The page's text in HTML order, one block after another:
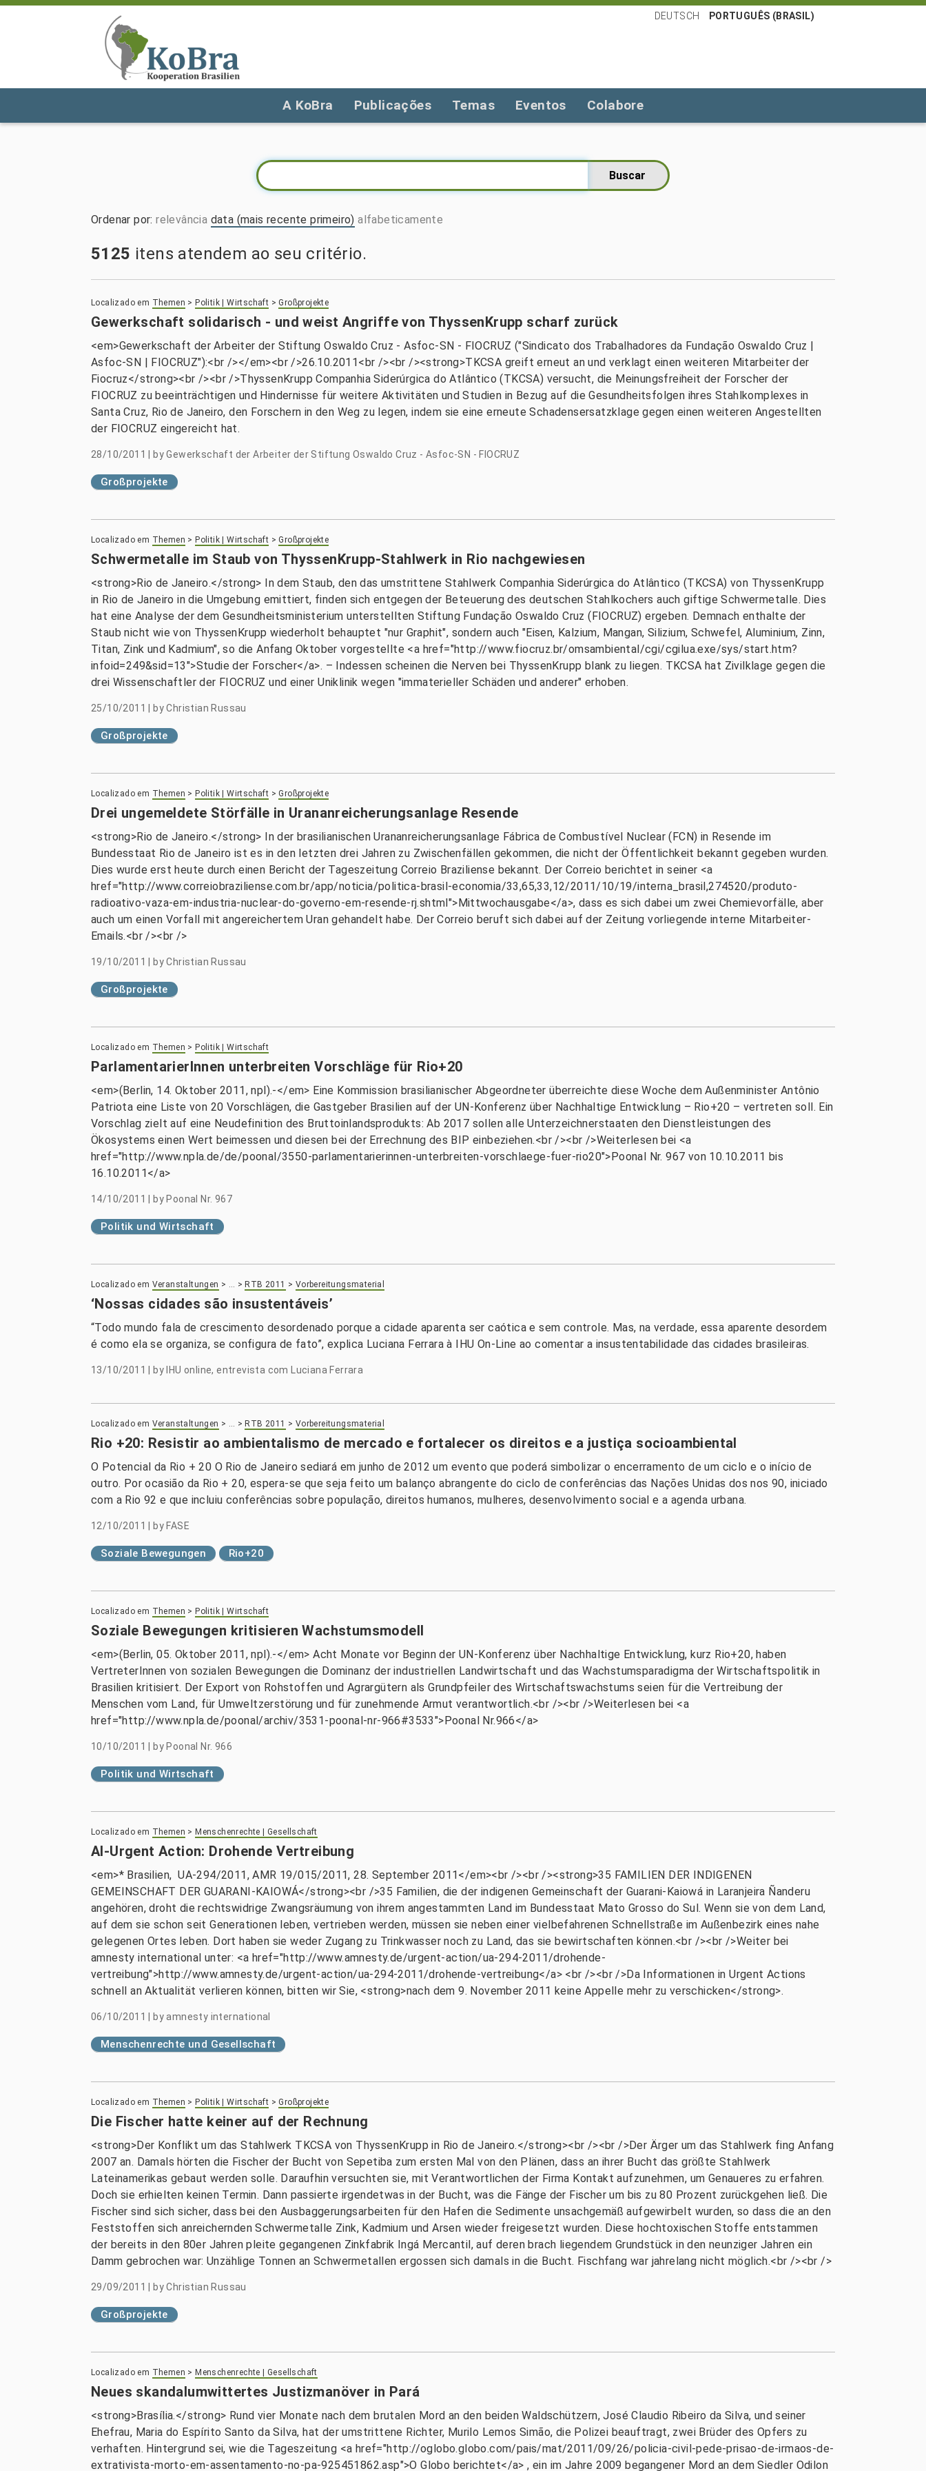
DEUTSCH PORTUGUÊS (BRASIL)
A KoBra Publicações Temas Eventos Colabore
Ordenar por:relevância data (mais recente primeiro) alfabeticamente
5125 itens atendem ao seu critério.
Localizado em Themen > Politik | Wirtschaft >Großprojekte
Gewerkschaft solidarisch - und weist Angriffe von ThyssenKrupp scharf zurück
<em>Gewerkschaft der Arbeiter der Stiftung Oswaldo Cruz - Asfoc-SN - FIOCRUZ ("Sindicato dos Trabalhadores da Fundação Oswaldo Cruz |
Asfoc-SN | FIOCRUZ"):<br /></em><br />26.10.2011<br /><br /><strong>TKCSA greift erneut an und verklagt einen weiteren Mitarbeiter der
Fiocruz</strong><br /><br />ThyssenKrupp Companhia Siderúrgica do Atlântico (TKCSA) versucht, die Meinungsfreiheit der Forscher der
FIOCRUZ zu beeinträchtigen und Hindernisse für weitere Aktivitäten und Studien in Bezug auf die Gesundheitsfolgen ihres Stahlkomplexes in
Santa Cruz, Rio de Janeiro, den Forschern in den Weg zu legen, indem sie eine erneute Schadensersatzklage gegen einen weiteren Angestellten
der FIOCRUZ eingereicht hat.
28/10/2011 byGewerkschaft der Arbeiter der Stiftung Oswaldo Cruz - Asfoc-SN - FIOCRUZ
Großprojekte
Localizado em Themen > Politik | Wirtschaft >Großprojekte
Schwermetalle im Staub von ThyssenKrupp-Stahlwerk in Rio nachgewiesen
<strong>Rio de Janeiro.</strong> In dem Staub, den das umstrittene Stahlwerk Companhia Siderúrgica do Atlântico (TKCSA) von ThyssenKrupp
in Rio de Janeiro in die Umgebung emittiert, finden sich entgegen der Beteuerung des deutschen Stahlkochers auch giftige Schwermetalle. Dies
hat eine Analyse der dem Gesundheitsministerium unterstellten Stiftung Fundação Oswaldo Cruz (FIOCRUZ) ergeben. Demnach enthalte der
Staub nicht wie von ThyssenKrupp wiederholt behauptet "nur Graphit", sondern auch "Eisen, Kalzium, Mangan, Silizium, Schwefel, Aluminium, Zinn,
Titan, Zink und Kadmium", so die Anfang Oktober vorgestellte <a href="http://www.fiocruz.br/omsambiental/cgi/cgilua.exe/sys/start.htm?
infoid=249&sid=13">Studie der Forscher</a>. – Indessen scheinen die Nerven bei ThyssenKrupp blank zu liegen. TKCSA hat Zivilklage gegen die
drei Wissenschaftler der FIOCRUZ und einer Uniklinik wegen "immaterieller Schäden und anderer" erhoben.
25/10/2011 byChristian Russau
Großprojekte
Localizado em Themen > Politik | Wirtschaft >Großprojekte
Drei ungemeldete Störfälle in Urananreicherungsanlage Resende
<strong>Rio de Janeiro.</strong> In der brasilianischen Urananreicherungsanlage Fábrica de Combustível Nuclear (FCN) in Resende im
Bundesstaat Rio de Janeiro ist es in den letzten drei Jahren zu Zwischenfällen gekommen, die nicht der Öffentlichkeit bekannt gegeben wurden.
Dies wurde erst heute durch einen Bericht der Tageszeitung Correio Braziliense bekannt. Der Correio berichtet in seiner <a
href="http://www.correiobraziliense.com.br/app/noticia/politica-brasil-economia/33,65,33,12/2011/10/19/interna_brasil,274520/produto-
radioativo-vaza-em-industria-nuclear-do-governo-em-resende-rj.shtml">Mittwochausgabe</a>, dass es sich dabei um zwei Chemievorfälle, aber
auch um einen Vorfall mit angereichertem Uran gehandelt habe. Der Correio beruft sich dabei auf der Zeitung vorliegende interne Mitarbeiter-
Emails.<br /><br />
19/10/2011 byChristian Russau
Großprojekte
Localizado em Themen > Politik | Wirtschaft
ParlamentarierInnen unterbreiten Vorschläge für Rio+20
<em>(Berlin, 14. Oktober 2011, npl).-</em> Eine Kommission brasilianischer Abgeordneter überreichte diese Woche dem Außenminister Antônio
Patriota eine Liste von 20 Vorschlägen, die Gastgeber Brasilien auf der UN-Konferenz über Nachhaltige Entwicklung – Rio+20 – vertreten soll. Ein
Vorschlag zielt auf eine Neudefinition des Bruttoinlandsprodukts: Ab 2017 sollen alle Unterzeichnerstaaten den Dienstleistungen des
Ökosystems einen Wert beimessen und diesen bei der Errechnung des BIP einbeziehen.<br /><br />Weiterlesen bei <a
href="http://www.npla.de/de/poonal/3550-parlamentarierinnen-unterbreiten-vorschlaege-fuer-rio20">Poonal Nr. 967 von 10.10.2011 bis
16.10.2011</a>
14/10/2011 by Poonal Nr. 967
Politik und Wirtschaft
Localizado em Veranstaltungen > … > RTB 2011 > Vorbereitungsmaterial
‘Nossas cidades são insustentáveis’
“Todo mundo fala de crescimento desordenado porque a cidade aparenta ser caótica e sem controle. Mas, na verdade, essa aparente desordem
é como ela se organiza, se configura de fato”, explica Luciana Ferrara à IHU On-Line ao comentar a insustentabilidade das cidades brasileiras.
13/10/2011 by IHU online, entrevista com Luciana Ferrara
Localizado em Veranstaltungen > … > RTB 2011 > Vorbereitungsmaterial
Rio +20: Resistir ao ambientalismo de mercado e fortalecer os direitos e a justiça socioambiental
O Potencial da Rio + 20 O Rio de Janeiro sediará em junho de 2012 um evento que poderá simbolizar o encerramento de um ciclo e o início de
outro. Por ocasião da Rio + 20, espera-se que seja feito um balanço abrangente do ciclo de conferências das Nações Unidas dos nos 90, iniciado
com a Rio 92 e que incluiu conferências sobre população, direitos humanos, mulheres, desenvolvimento social e a agenda urbana.
12/10/2011 by FASE
Soziale Bewegungen Rio+20
Localizado em Themen > Politik | Wirtschaft
Soziale Bewegungen kritisieren Wachstumsmodell
<em>(Berlin, 05. Oktober 2011, npl).-</em> Acht Monate vor Beginn der UN-Konferenz über Nachhaltige Entwicklung, kurz Rio+20, haben
VertreterInnen von sozialen Bewegungen die Dominanz der industriellen Landwirtschaft und das Wachstumsparadigma der Wirtschaftspolitik in
Brasilien kritisiert. Der Export von Rohstoffen und Agrargütern als Grundpfeiler des Wirtschaftswachstums seien für die Vertreibung der
Menschen vom Land, für Umweltzerstörung und für zunehmende Armut verantwortlich.<br /><br />Weiterlesen bei <a
href="http://www.npla.de/poonal/archiv/3531-poonal-nr-966#3533">Poonal Nr.966</a>
10/10/2011 by Poonal Nr. 966
Politik und Wirtschaft
Localizado em Themen > Menschenrechte | Gesellschaft
AI-Urgent Action: Drohende Vertreibung
<em>* Brasilien, UA-294/2011, AMR 19/015/2011, 28. September 2011</em><br /><br /><strong>35 FAMILIEN DER INDIGENEN
GEMEINSCHAFT DER GUARANI-KAIOWÁ</strong><br />35 Familien, die der indigenen Gemeinschaft der Guarani-Kaiowá in Laranjeira Ñanderu
angehören, droht die rechtswidrige Zwangsräumung von ihrem angestammten Land im Bundesstaat Mato Grosso do Sul. Wenn sie von dem Land,
auf dem sie schon seit Generationen leben, vertrieben werden, müssen sie neben einer vielbefahrenen Schnellstraße im Außenbezirk eines nahe
gelegenen Ortes leben. Dort haben sie weder Zugang zu Trinkwasser noch zu Land, das sie bewirtschaften können.<br /><br />Weiter bei
amnesty international unter: <a href="http://www.amnesty.de/urgent-action/ua-294-2011/drohende-
vertreibung">http://www.amnesty.de/urgent-action/ua-294-2011/drohende-vertreibung</a> <br /><br />Da Informationen in Urgent Actions
schnell an Aktualität verlieren können, bitten wir Sie, <strong>nach dem 9. November 2011 keine Appelle mehr zu verschicken</strong>.
06/10/2011 byamnesty international
Menschenrechte und Gesellschaft
Localizado em Themen > Politik | Wirtschaft >Großprojekte
Die Fischer hatte keiner auf der Rechnung
<strong>Der Konflikt um das Stahlwerk TKCSA von ThyssenKrupp in Rio de Janeiro.</strong><br /><br />Der Ärger um das Stahlwerk fing Anfang
2007 an. Damals hörten die Fischer der Bucht von Sepetiba zum ersten Mal von den Plänen, dass an ihrer Bucht das größte Stahlwerk
Lateinamerikas gebaut werden solle. Daraufhin versuchten sie, mit Verantwortlichen der Firma Kontakt aufzunehmen, um Genaueres zu erfahren.
Doch sie erhielten keinen Termin. Dann passierte irgendetwas in der Bucht, was die Fänge der Fischer um bis zu 80 Prozent zurückgehen ließ. Die
Fischer sind sich sicher, dass bei den Ausbaggerungsarbeiten für den Hafen die Sedimente unsachgemäß aufgewirbelt wurden, so dass die an den
Feststoffen sich anreichernden Schwermetalle Zink, Kadmium und Arsen wieder freigesetzt wurden. Diese hochtoxischen Stoffe entstammen
der bereits in den 80er Jahren pleite gegangenen Zinkfabrik Ingá Mercantil, auf deren brach liegendem Grundstück in den neunziger Jahren ein
Damm gebrochen war: Unzählige Tonnen an Schwermetallen ergossen sich damals in die Bucht. Fischfang war jahrelang nicht möglich.<br /><br />
29/09/2011 byChristian Russau
Großprojekte
Localizado em Themen > Menschenrechte | Gesellschaft
Neues skandalumwittertes Justizmanöver in Pará
<strong>Brasília.</strong> Rund vier Monate nach dem brutalen Mord an den beiden Waldschützern, José Claudio Ribeiro da Silva, und seiner
Ehefrau, Maria do Espírito Santo da Silva, hat der umstrittene Richter, Murilo Lemos Simão, die Polizei beauftragt, zwei Brüder des Opfers zu
verhaften. Hintergrund sei, wie die Tageszeitung <a href="http://oglobo.globo.com/pais/mat/2011/09/26/policia-civil-pede-prisao-de-irmaos-de-
extrativista-morto-em-assentamento-no-pa-925451862.asp">O Globo berichtet</a> , ein im Jahre 2009 begangener Mord an dem Siedler Odilon